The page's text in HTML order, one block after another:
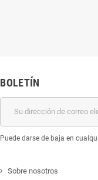
BOLETÍN
Puede darse de baja en
Sobre nosotros